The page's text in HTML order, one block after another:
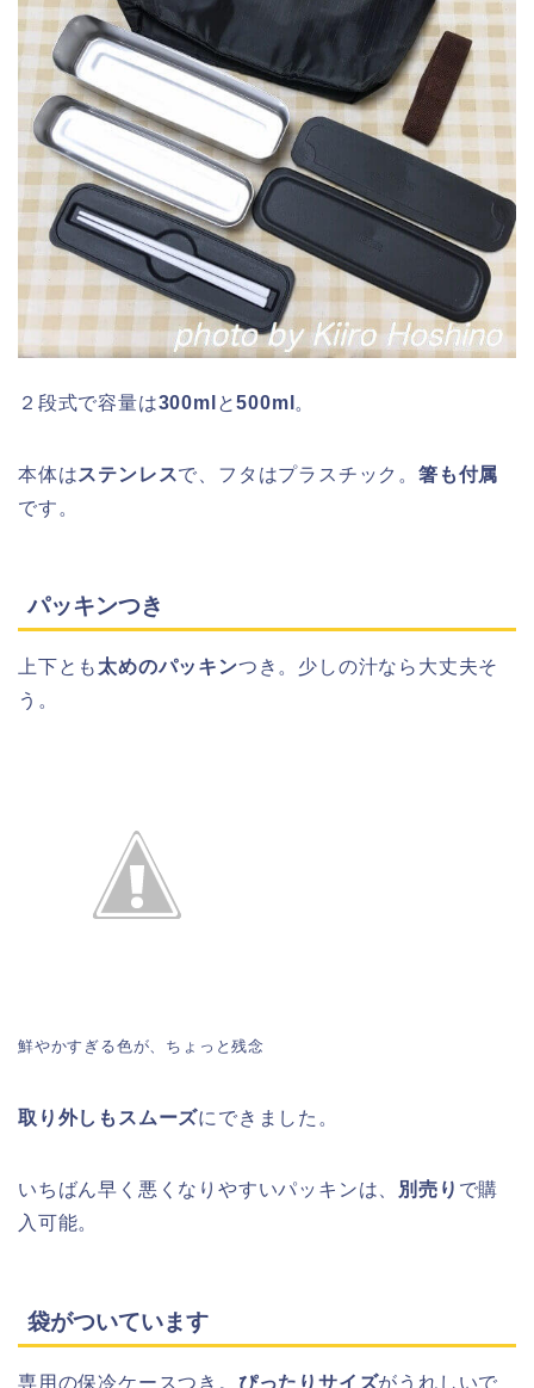
２段式で容量は300ml と500ml 。
本体はステンレスで、フタはプラスチック。箸も付属
です。
パッキンつき
上下とも 太めのパッキンつき。少しの汁なら大丈夫そ
う。
鮮やかすぎる色が、ちょっと残念
取り外しもスムーズにできました。
いちばん早く悪くなりやすいパッキンは、 別売り で購
入可能。
袋がついています
専用の保冷ケースつき。 ぴったりサイズがうれしいで